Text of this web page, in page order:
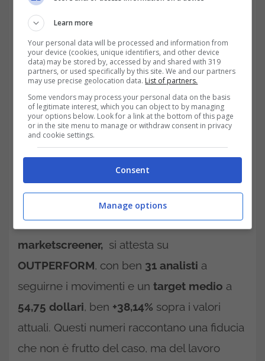
opportunità-trading.it
Gli analisti però sembrano fiduciosi: il
consenso medio, come risulta da
marketscreener, si attesta su
OUTPERFORM, con ben 31 analisti a
seguirne i movimenti e un target medio a
54,75 dollari, ben +38,14% sopra i valori
attuali. Questi numeri raccontano una fiducia
che non è frutto del caso, ma del lavoro
Learn more
Your personal data will be processed and information from
your device (cookies, unique identifiers, and other device
data) may be stored by, accessed by and shared with 319
partners, or used specifically by this site. We and our partners
may use precise geolocation data. List of partners.
Some vendors may process your personal data on the basis
of legitimate interest, which you can object to by managing
your options below. Look for a link at the bottom of this page
or in the site menu to manage or withdraw consent in privacy
and cookie settings.
Consent
Manage options